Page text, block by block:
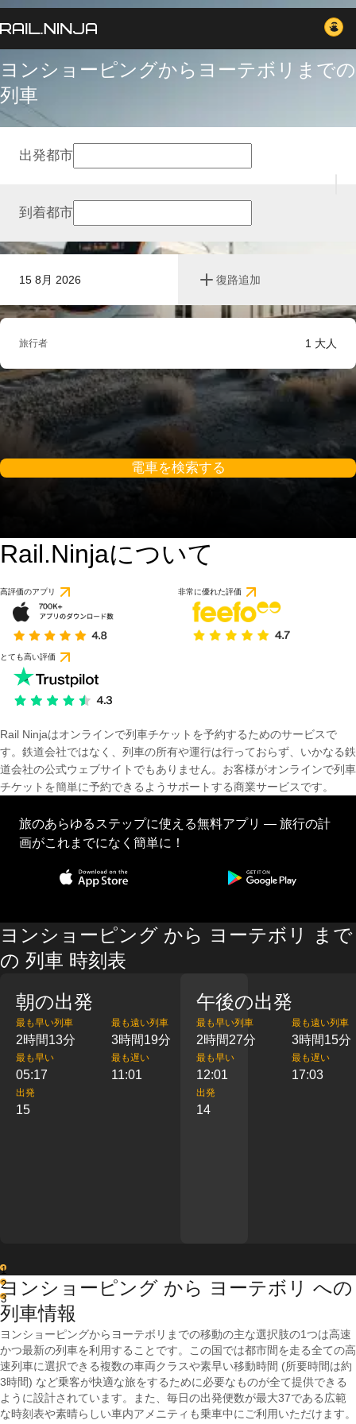
ヨンショーピングからヨーテボリまでの
列車
15 8月 2026 復路追加
出発都市
到着都市
旅行者 1 大人
電車を検索する
Rail.Ninjaについて
高評価のアプリ 非常に優れた評価
とても高い評価
Rail Ninjaはオンラインで列車チケットを予約するためのサービスで
す。鉄道会社ではなく、列車の所有や運行は行っておらず、いかなる鉄
道会社の公式ウェブサイトでもありません。お客様がオンラインで列車
チケットを簡単に予約できるようサポートする商業サービスです。
旅のあらゆるステップに使える無料アプリ — 旅行の計
画がこれまでになく簡単に！
ヨンショーピング から ヨーテボリ まで
の 列車 時刻表
朝の出発
最も早い列車
2時間13分
最も遠い列車
3時間19分
最も早い
05:17
最も遅い
11:01
出発
15
午後の出発
最も早い列車
2時間27分
最も遠い列車
3時間15分
最も早い
12:01
最も遅い
17:03
出発
14
1
2
3
ヨンショーピング から ヨーテボリ への
列車情報
ヨンショーピングからヨーテボリまでの移動の主な選択肢の1つは高速
かつ最新の列車を利用することです。この国では都市間を走る全ての高
速列車に選択できる複数の車両クラスや素早い移動時間 (所要時間は約
3時間) など乗客が快適な旅をするために必要なものが全て提供できる
ように設計されています。また、毎日の出発便数が最大37である広範
な時刻表や素晴らしい車内アメニティも乗車中にご利用いただけます。